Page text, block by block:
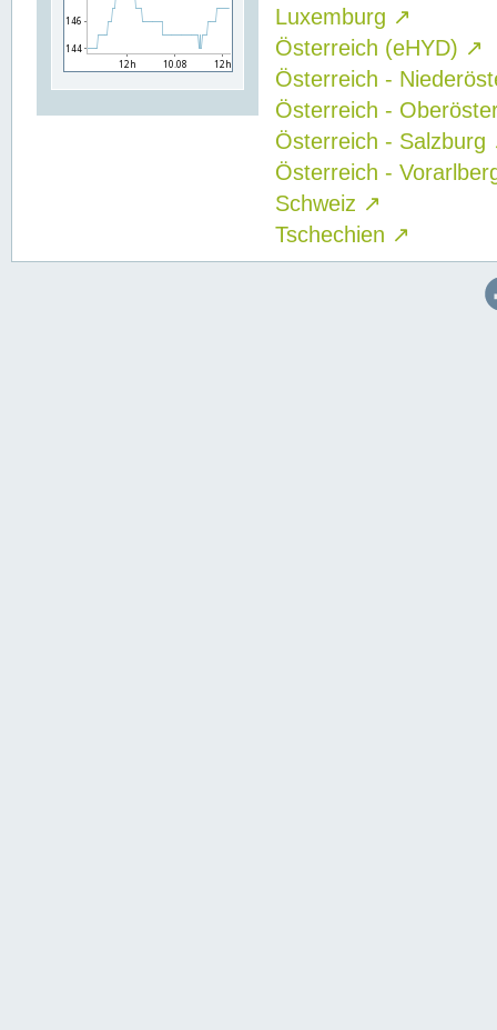
Luxemburg ↗
Österreich (eHYD) ↗
Österreich -
Österreich -
Österreich - Salzburg
Österreich -
Schweiz ↗
Tschechien ↗